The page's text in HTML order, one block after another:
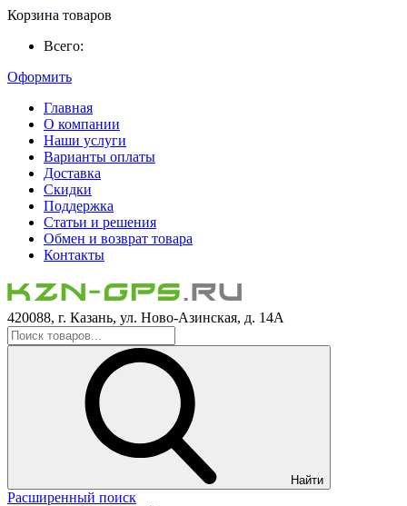
Корзина товаров
Всего:
Оформить
Главная
О компании
Наши услуги
Варианты оплаты
Доставка
Скидки
Поддержка
Статьи и решения
Обмен и возврат товара
Контакты
420088, г. Казань, ул. Ново-Азинская, д. 14А
Найти
Расширенный поиск